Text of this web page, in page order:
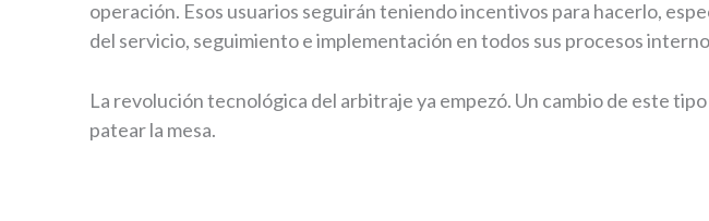
operación. Esos usuarios seguirán teniendo incentivos para hacerlo,
del servicio, seguimiento e implementación en todos sus procesos
La revolución tecnológica del arbitraje ya empezó. Un cambio de este
patear la mesa.